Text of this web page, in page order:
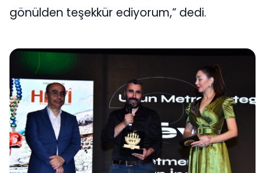
gönülden teşekkür ediyorum,” dedi.